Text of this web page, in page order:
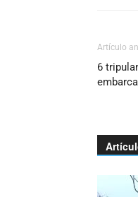
Artículo
6